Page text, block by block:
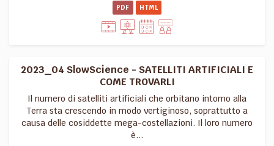
PDF HTML
2023_04 SlowScience - SATELLITI ARTIFICIALI E
COME TROVARLI
Il numero di satelliti artificiali che orbitano intorno alla
Terra sta crescendo in modo vertiginoso, soprattutto a
causa delle cosiddette mega-costellazioni. Il loro numero
è...